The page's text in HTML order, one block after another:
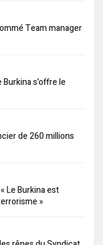
Team manager
s’offre le
de 260 millions
Le Burkina est
»